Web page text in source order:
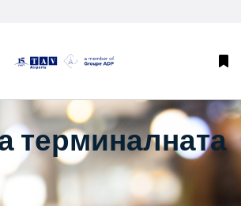
терминалната